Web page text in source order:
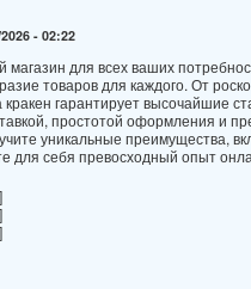
- 02:22
для всех ваших
товаров для каждого. От
гарантирует высочайшие
простотой оформления и
уникальные преимущества,
для себя превосходный опыт